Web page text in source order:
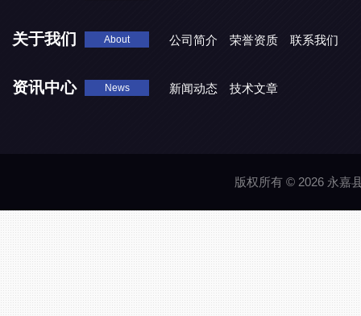
关于我们 About 公司简介 荣誉资质 联系我们
资讯中心 News 新闻动态 技术文章
版权所有 © 2026 永嘉